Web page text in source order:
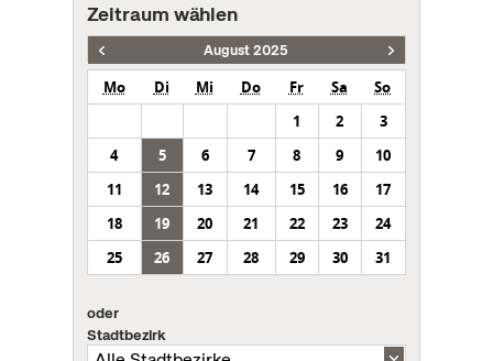
Zeitraum wählen
August 2025
Mo Di Mi Do Fr Sa
So
1
2
3
4
5 6 7 8 9
10
11
12 13 14 15 16
17
18
19 20 21 22 23
24
25
26 27 28 29 30 31
oder
Stadtbezirk